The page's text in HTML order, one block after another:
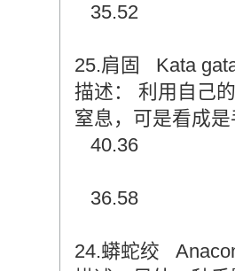
35.52
25.肩固 Kata
描述： 利用自己
窒息，可是看成
40.36
36.58
24.蟒蛇绞